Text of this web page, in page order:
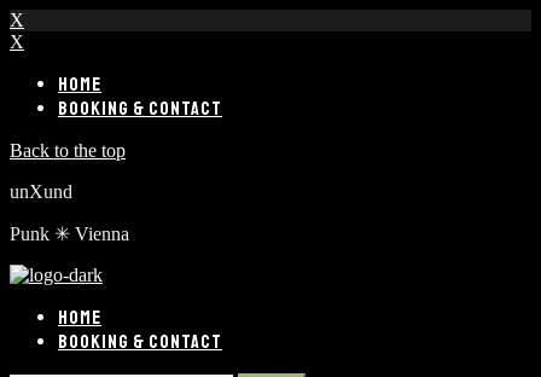
X
X
HOME
BOOKING & CONTACT
Back to the top
unXund
Punk ✳︎ Vienna
HOME
BOOKING & CONTACT